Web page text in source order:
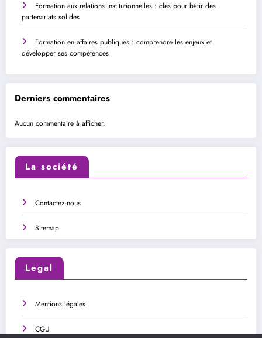
Formation aux relations institutionnelles : clés pour bâtir des
partenariats solides
Formation en affaires publiques : comprendre les enjeux et
développer ses compétences
Derniers commentaires
Aucun commentaire à afficher.
La société
Contactez-nous
Sitemap
Legal
Mentions légales
CGU